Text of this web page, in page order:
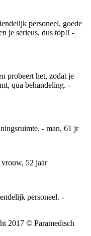
personeel, goede
je serieus, dus top!! -
probeert het, zodat je
qua behandeling. -
- man, 61 jr
52 jaar
personeel. -
2017 © Paramedisch